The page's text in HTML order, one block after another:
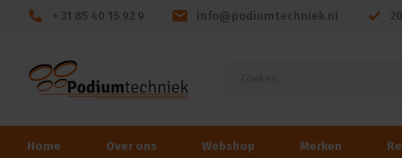
+ 31 85 40 15 92 9 info@podiumtechniek.nl
Home Over ons Webshop Merken